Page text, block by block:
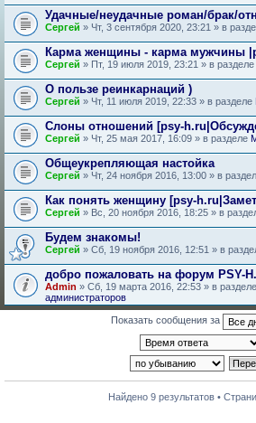
Удачные/неудачные роман/брак/
Сергей » Чт, 3 сентября 2020, 23:21 » в
Карма женщины - карма мужчины
Сергей » Пт, 19 июля 2019, 23:21 » в разделе
О пользе реинкарнаций )
Сергей » Чт, 11 июля 2019, 22:33 » в разделе
Слоны отношений [psy-
Сергей » Чт, 25 мая 2017, 16:09 » в разделе
Общеукрепляющая настойка
Сергей » Чт, 24 ноября 2016, 13:00 » в
Как понять женщину [psy-
Сергей » Вс, 20 ноября 2016, 18:25 » в
Будем знакомы!
Сергей » Сб, 19 ноября 2016, 12:51 » в
добро пожаловать на форум PSY-
Admin » Сб, 19 марта 2016, 22:53 » в разделе
администраторов
Показать сообщения за
Найдено 9 результатов •